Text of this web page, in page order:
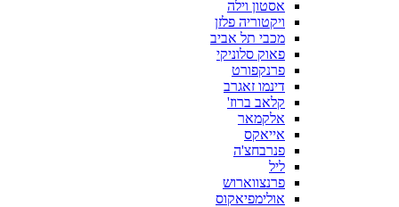
אסטון וילה
ויקטוריה פלזן
מכבי תל אביב
פאוק סלוניקי
פרנקפורט
דינמו זאגרב
קלאב ברוז'
אלקמאר
אייאקס
פנרבחצ'ה
ליל
פרנצווארוש
אולימפיאקוס